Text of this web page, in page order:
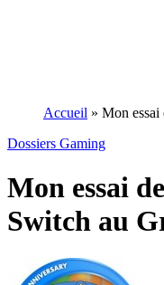
Accueil » Mon
Dossiers Gaming
Mon essai
Switch au